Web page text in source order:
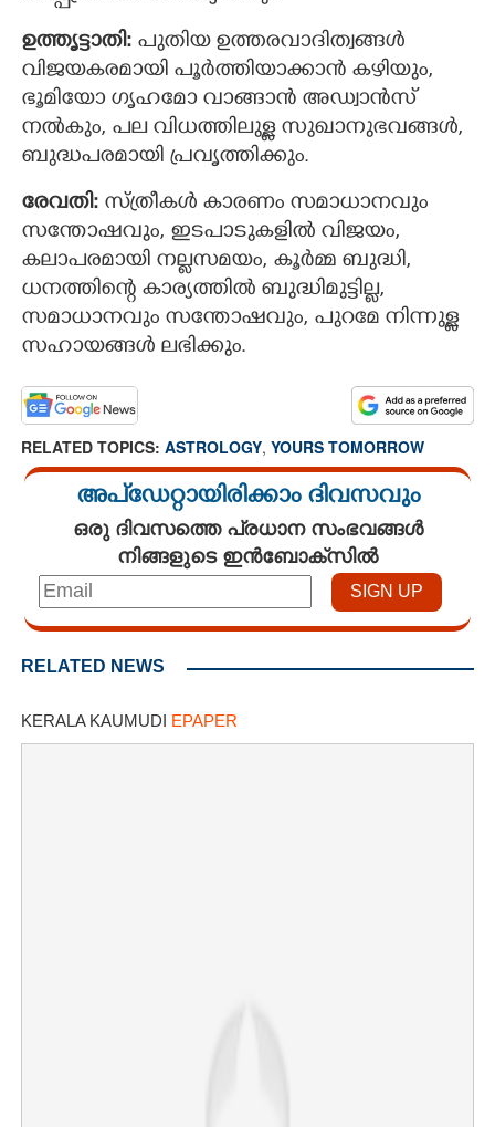
ഉത്തൃട്ടാതി: പുതിയ ഉത്തരവാദിത്വങ്ങൾ
വിജയകരമായി പൂര്‍ത്തിയാക്കാന്‍ കഴിയും,
ഭൂമിയോ ഗൃഹമോ വാങ്ങാൻ അഡ്വാൻസ്
നൽകും, പല വിധത്തിലുള്ള സുഖാനുഭവങ്ങൾ,
ബുദ്ധപരമായി പ്രവൃത്തിക്കും.
രേവതി: സ്ത്രീകൾ കാരണം സമാധാനവും
സന്തോഷവും, ഇടപാടുകളില്‍ വിജയം,
കലാപരമായി നല്ലസമയം, കൂര്‍മ്മ ബുദ്ധി,
ധനത്തിന്റെ കാര്യത്തില്‍ ബുദ്ധിമുട്ടില്ല,
സമാധാനവും സന്തോഷവും, പുറമേ നിന്നുള്ള
സഹായങ്ങൾ ലഭിക്കും.
RELATED TOPICS: ASTROLOGY, YOURS TOMORROW
അപ്ഡേറ്റായിരിക്കാം ദിവസവും
ഒരു ദിവസത്തെ പ്രധാന സംഭവങ്ങൾ
നിങ്ങളുടെ ഇൻബോക്സിൽ
RELATED NEWS
KERALA KAUMUDI EPAPER